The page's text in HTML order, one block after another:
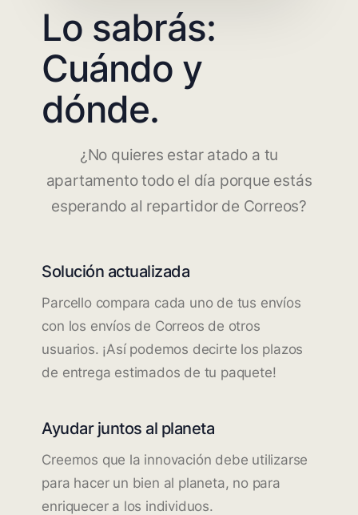
Lo sabrás:
Cuándo y
dónde.
¿No quieres estar atado a tu
apartamento todo el día porque estás
esperando al repartidor de Correos?
Solución actualizada
Parcello compara cada uno de tus envíos
con los envíos de Correos de otros
usuarios. ¡Así podemos decirte los plazos
de entrega estimados de tu paquete!
Ayudar juntos al planeta
Creemos que la innovación debe utilizarse
para hacer un bien al planeta, no para
enriquecer a los individuos.